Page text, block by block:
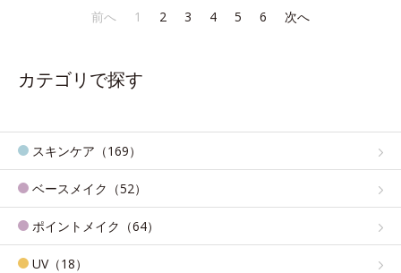
前へ 1 2 3 4 5 6 次へ
カテゴリで探す
スキンケア（169）
ベースメイク（52）
ポイントメイク（64）
UV（18）